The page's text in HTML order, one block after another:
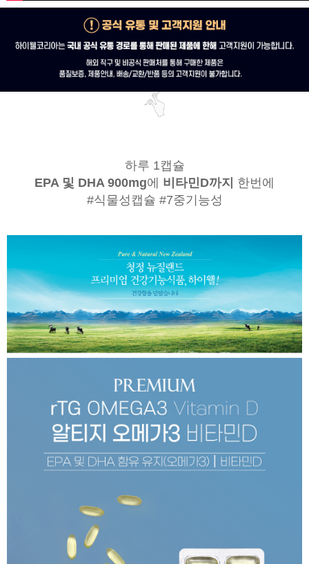
하루 1캡슐
EPA 및 DHA 900mg에 비타민D까지 한번에
#식물성캡슐 #7중기능성